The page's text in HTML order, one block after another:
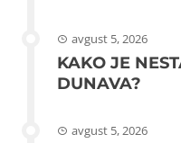
avgust 5, 2026
KAKO JE
DUNAVA?
avgust 5, 2026